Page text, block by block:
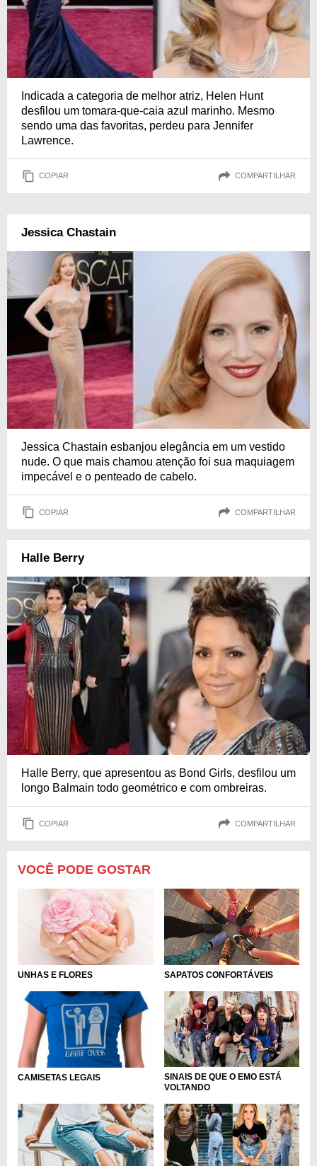
Indicada a categoria de melhor atriz, Helen Hunt
desfilou um tomara-que-caia azul marinho. Mesmo
sendo uma das favoritas, perdeu para Jennifer
Lawrence.
COPIAR COMPARTILHAR
Jessica Chastain
Jessica Chastain esbanjou elegância em um vestido
nude. O que mais chamou atenção foi sua maquiagem
impecável e o penteado de cabelo.
COPIAR COMPARTILHAR
Halle Berry
Halle Berry, que apresentou as Bond Girls, desfilou um
longo Balmain todo geométrico e com ombreiras.
COPIAR COMPARTILHAR
VOCÊ PODE GOSTAR
UNHAS E FLORES SAPATOS CONFORTÁVEIS
CAMISETAS LEGAIS
SINAIS DE QUE O EMO ESTÁ
VOLTANDO